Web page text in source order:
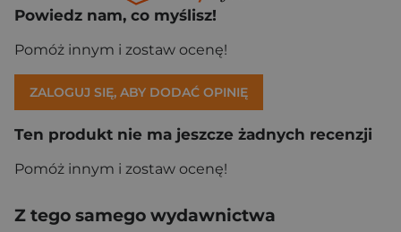
Powiedz nam, co myślisz!
Pomóż innym i zostaw ocenę!
ZALOGUJ SIĘ, ABY DODAĆ OPINIĘ
Ten produkt nie ma jeszcze żadnych recenzji
Pomóż innym i zostaw ocenę!
Z tego samego wydawnictwa